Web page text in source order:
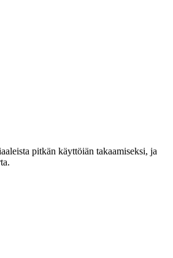
pitkän käyttöiän takaamiseksi, ja